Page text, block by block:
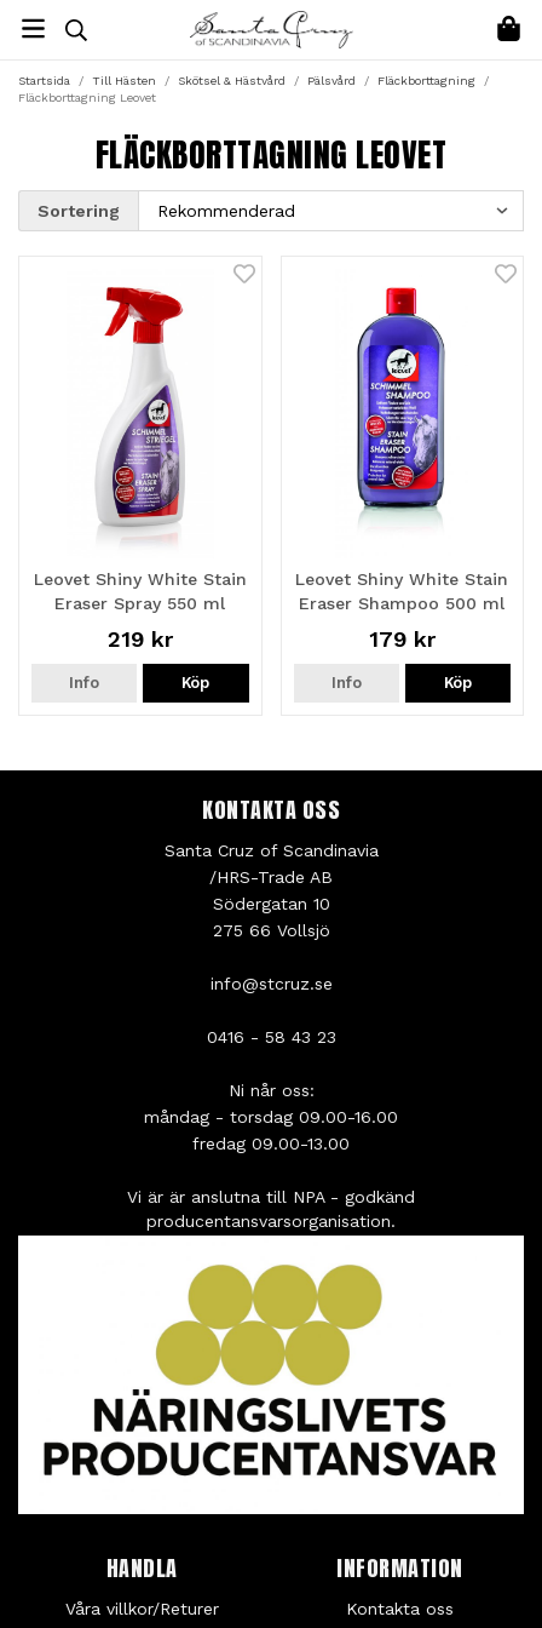
Startsida / Till Hästen / Skötsel & Hästvård / Pälsvård / Fläckborttagning
/
Fläckborttagning Leovet
FLÄCKBORTTAGNING LEOVET
Sortering
Leovet Shiny White Stain
Eraser Spray 550 ml
219 kr
Info Köp
Leovet Shiny White Stain
Eraser Shampoo 500 ml
179 kr
Info Köp
KONTAKTA OSS
Santa Cruz of Scandinavia
/HRS-Trade AB
Södergatan 10
275 66 Vollsjö
info@stcruz.se
0416 - 58 43 23
Ni når oss:
måndag - torsdag 09.00-16.00
fredag 09.00-13.00
Vi är är anslutna till NPA - godkänd
producentansvarsorganisation.
HANDLA
Våra villkor/Returer
INFORMATION
Kontakta oss